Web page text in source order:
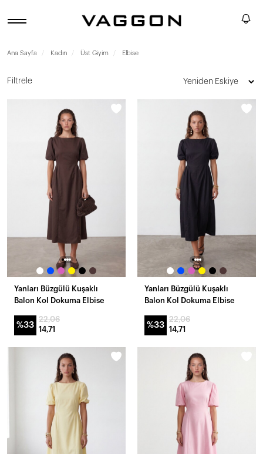
Ana Sayfa Kadın Üst Giyim Elbise
Filtrele
Yanları Büzgülü Kuşaklı
Balon Kol Dokuma Elbise
%33
22,06
14,71
Yanları Büzgülü Kuşaklı
Balon Kol Dokuma Elbise
%33
22,06
14,71